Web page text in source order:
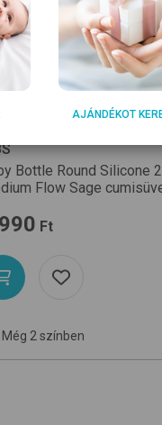
Bottle Round Silicone
Flow Sage
Ft
Még 2 színben
AJÁNDÉKOT